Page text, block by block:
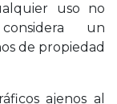
uso no
un
de propiedad
ajenos al